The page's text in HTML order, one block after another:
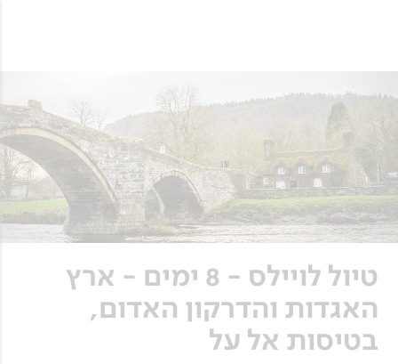
טיול לויילס - 8 ימים - ארץ
האגדות והדרקון האדום,
בטיסות אל על